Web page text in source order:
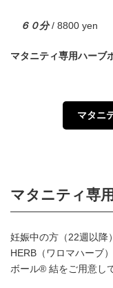
６０分/ 8800 yen
マタニティ専用ハーブ
マタニ
マタニティ専
妊娠中の方（22週以降
HERB（ワロマハーブ
ボール® 結をご用意し